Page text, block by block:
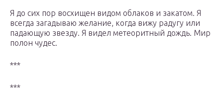
Я до сих пор восхищен видом облаков и закатом. Я
всегда загадываю желание, когда вижу радугу или
падающую звезду. Я видел метеоритный дождь. Мир
полон чудес.
***
***